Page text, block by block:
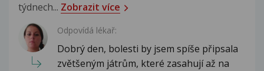
týdnech... Zobrazit více
Odpovídá lékař:
Dobrý den, bolesti by jsem spíše připsala
zvětšeným játrům, které zasahují až na